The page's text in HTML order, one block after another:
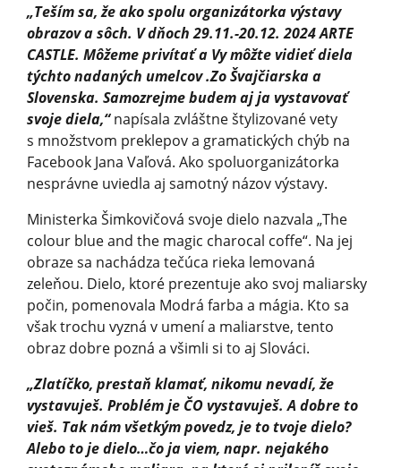
„Teším sa, že ako spolu organizátorka výstavy
obrazov a sôch. V dňoch 29.11.-20.12. 2024 ARTE
CASTLE. Môžeme privítať a Vy môžte vidieť diela
týchto nadaných umelcov .Zo Švajčiarska a
Slovenska. Samozrejme budem aj ja vystavovať
svoje diela,“napísala zvláštne štylizované vety
s množstvom preklepov a gramatických chýb na
Facebook Jana Vaľová. Ako spoluorganizátorka
nesprávne uviedla aj samotný názov výstavy.
Ministerka Šimkovičová svoje dielo nazvala „The
colour blue and the magic charocal coffe“. Na jej
obraze sa nachádza tečúca rieka lemovaná
zeleňou. Dielo, ktoré prezentuje ako svoj maliarsky
počin, pomenovala Modrá farba a mágia. Kto sa
však trochu vyzná v umení a maliarstve, tento
obraz dobre pozná a všimli si to aj Slováci.
„Zlatíčko, prestaň klamať, nikomu nevadí, že
vystavuješ. Problém je ČO vystavuješ. A dobre to
vieš. Tak nám všetkým povedz, je to tvoje dielo?
Alebo to je dielo…čo ja viem, napr. nejakého